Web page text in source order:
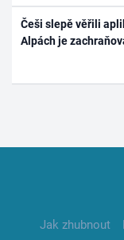
Češi slepě věřili
Alpách je
Jak zhubnout